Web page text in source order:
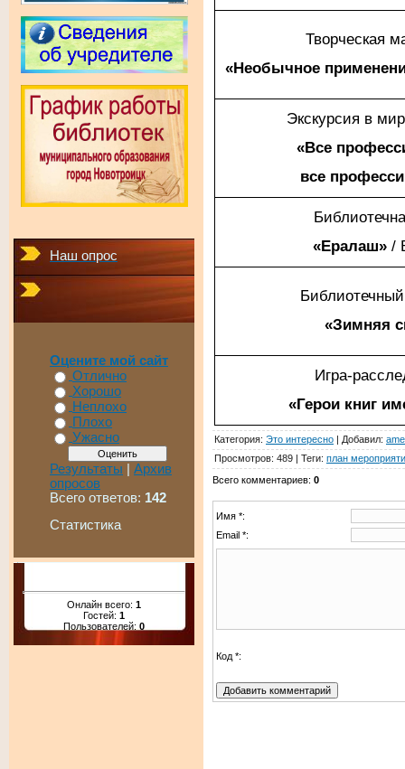
Наш опрос
Оцените мой сайт
Отлично
Хорошо
Неплохо
Плохо
Ужасно
Результаты | Архив
опросов
Всего ответов: 142
Статистика
Онлайн всего: 1
Гостей: 1
Пользователей: 0
Творческая
«Необычное
Экскурсия в
«Все
все
«Ералаш» /
«Зимняя
Игра-
«Герои книг
Категория: Это интересно | Добавил:
Просмотров: 489 | Теги: план
Всего комментариев: 0
Имя *:
Email *:
Код *: